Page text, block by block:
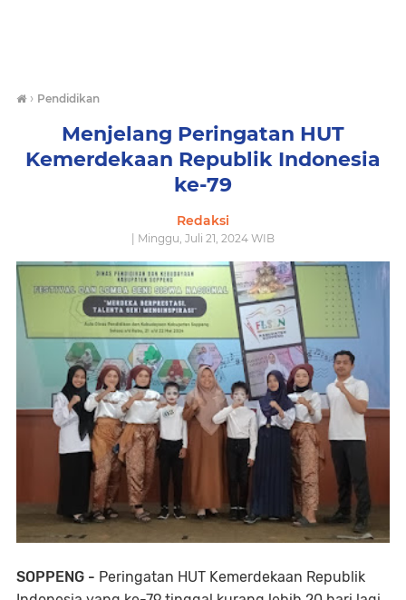
› Pendidikan
Menjelang Peringatan HUT
Kemerdekaan Republik Indonesia
ke-79
Redaksi
| Minggu, Juli 21, 2024 WIB
SOPPENG - Peringatan HUT Kemerdekaan Republik